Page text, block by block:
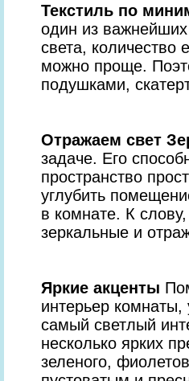
Текстиль по
один из важнейших
света,
можно проще.
подушками,
Отражаем свет
задаче. Его
пространство
углубить
в комнате. К
зеркальные и
Яркие акценты
интерьер
самый светлый
несколько ярких
зеленого,